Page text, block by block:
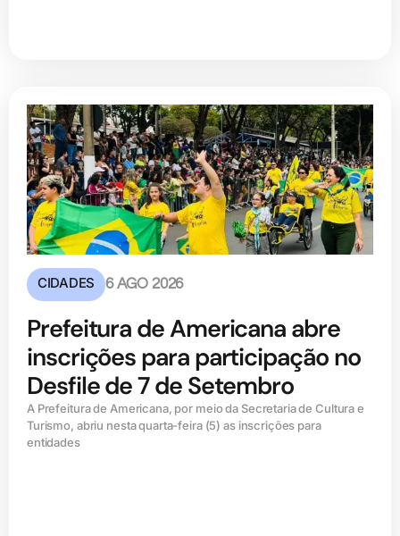
CIDADES 6 AGO 2026
Prefeitura de Americana abre
inscrições para participação no
Desfile de 7 de Setembro
A Prefeitura de Americana, por meio da Secretaria de Cultura e
Turismo, abriu nesta quarta-feira (5) as inscrições para
entidades